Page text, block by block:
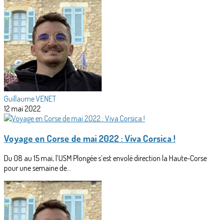
Guillaume VENET
12 mai 2022
Voyage en Corse de mai 2022 : Viva Corsica !
Du 08 au 15 mai, l’USM Plongée s’est envolé direction la Haute-Corse
pour une semaine de...